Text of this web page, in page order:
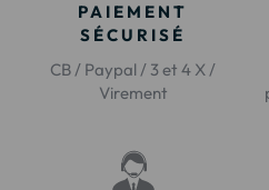
PAIEMENT
SÉCURISÉ
CB / Paypal / 3 et 4 X /
Virement